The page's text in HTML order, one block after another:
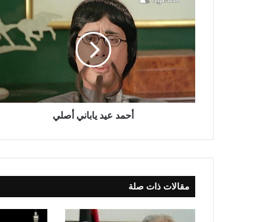
أحمد عيد ياباني أصلي
مقالات ذات صلة